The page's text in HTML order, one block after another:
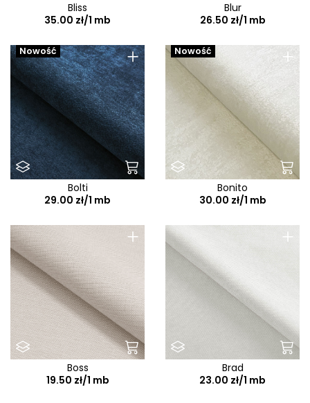
Bliss
35.00 zł/1 mb
Blur
26.50 zł/1 mb
+
Nowość
Bolti
29.00 zł/1 mb
+
Nowość
Bonito
30.00 zł/1 mb
+
Boss
19.50 zł/1 mb
+
Brad
23.00 zł/1 mb